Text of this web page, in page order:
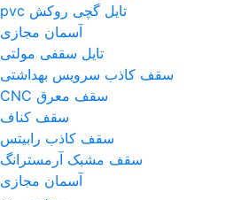
تایل گچی روکش pvc
آسمان مجازی
تایل سقفی مولتی
سقف کاذب سرویس بهداشتی
سقف معرق CNC
سقف کناف
سقف کاذب رابیتس
سقف مشبک آرمسترانگ
آسمان مجازی